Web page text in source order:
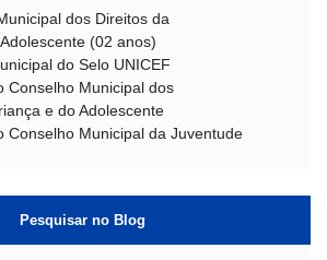
dos Direitos da
(02 anos)
do Selo UNICEF
Conselho Municipal dos
e do Adolescente
Conselho Municipal da Juventude
Pesquisar no Blog